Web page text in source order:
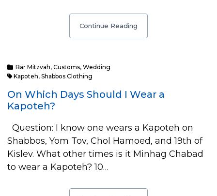
Continue Reading
Bar Mitzvah, Customs, Wedding
Kapoteh, Shabbos Clothing
On Which Days Should I Wear a
Kapoteh?
Question: I know one wears a Kapoteh on
Shabbos, Yom Tov, Chol Hamoed, and 19th of
Kislev. What other times is it Minhag Chabad
to wear a Kapoteh? 10…